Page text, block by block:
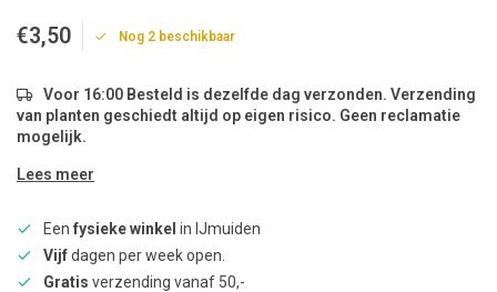
€3,50 Nog 2 beschikbaar
Voor 16:00 Besteld is dezelfde dag verzonden. Verzending
van planten geschiedt altijd op eigen risico. Geen reclamatie
mogelijk.
Lees meer
Een fysieke winkel in IJmuiden
Vijfdagen per week open.
Gratis verzending vanaf 50,-